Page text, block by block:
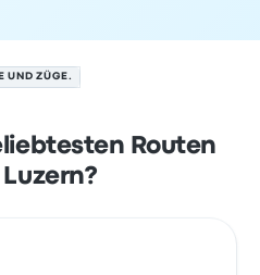
UND ZÜGE.
Routen